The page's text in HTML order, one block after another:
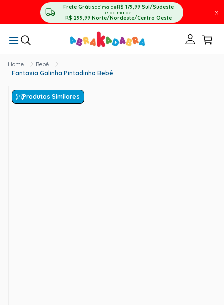
Frete Grátisacima deR$ 179,99 Sul/Sudeste
e acima de
R$ 299,99 Norte/Nordeste/Centro Oeste
X
Bebê
Fantasia Galinha Pintadinha Bebê
Produtos Similares